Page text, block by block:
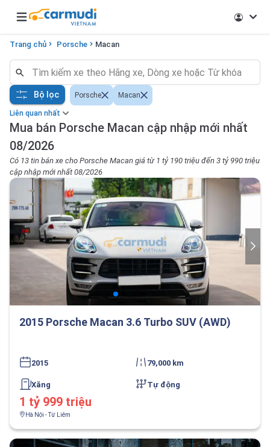
Open main menu
Trang chủ Porsche Macan
Liên quan nhất
Mua bán Porsche Macan cập nhập mới nhất
08/2026
Có 13 tin bán xe cho Porsche Macan giá từ 1 tỷ 190 triệu đến 3 tỷ 990 triệu
cập nhập mới nhất 08/2026
Bộ lọc Porsche Macan
2015 Porsche Macan 3.6 Turbo SUV (AWD)
2015 79,000 km
Xăng Tự động
1 tỷ 999 triệu
Hà Nội - Từ Liêm